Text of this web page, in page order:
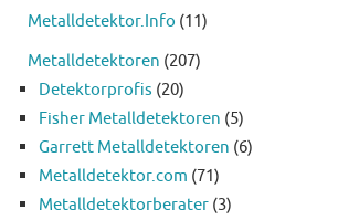
Metalldetektor.Info (11)
Metalldetektoren (207)
Detektorprofis (20)
Fisher Metalldetektoren (5)
Garrett Metalldetektoren (6)
Metalldetektor.com (71)
Metalldetektorberater (3)